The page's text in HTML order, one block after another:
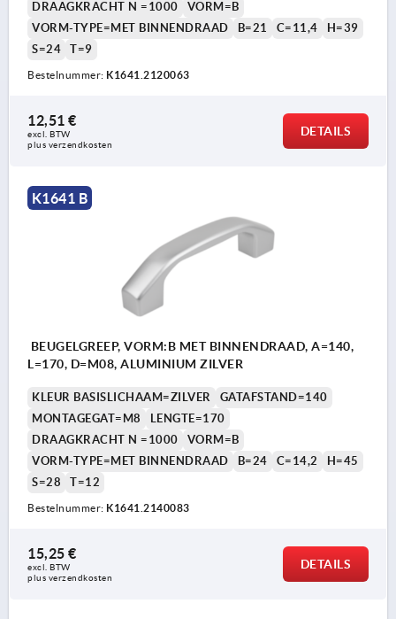
DRAAGKRACHT N =1000
VORM=B
VORM-TYPE=MET BINNENDRAAD
B=21 C=11,4
H=39
S=24
T=9
Bestelnummer: K1641.2120063
12,51 €
excl. BTW
plus verzendkosten
DETAILS
K1641 B
BEUGELGREEP, VORM:B MET BINNENDRAAD, A=140,
L=170, D=M08, ALUMINIUM ZILVER
KLEUR BASISLICHAAM=ZILVER
GATAFSTAND=140
MONTAGEGAT=M8
LENGTE=170
DRAAGKRACHT N =1000
VORM=B
VORM-TYPE=MET BINNENDRAAD
B=24 C=14,2
H=45
S=28
T=12
Bestelnummer: K1641.2140083
15,25 €
excl. BTW
plus verzendkosten
DETAILS